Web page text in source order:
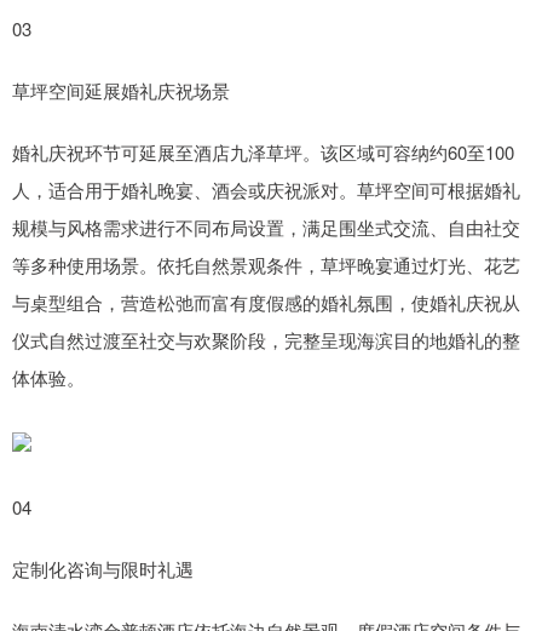
03
草坪空间延展婚礼庆祝场景
婚礼庆祝环节可延展至酒店九泽草坪。该区域可容纳约60至100
人，适合用于婚礼晚宴、酒会或庆祝派对。草坪空间可根据婚礼
规模与风格需求进行不同布局设置，满足围坐式交流、自由社交
等多种使用场景。依托自然景观条件，草坪晚宴通过灯光、花艺
与桌型组合，营造松弛而富有度假感的婚礼氛围，使婚礼庆祝从
仪式自然过渡至社交与欢聚阶段，完整呈现海滨目的地婚礼的整
体体验。
04
定制化咨询与限时礼遇